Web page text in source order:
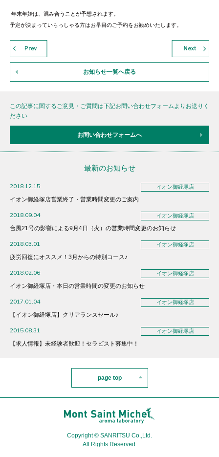
年末年始は、混み合うことが予想されます。
予定が決まっていらっしゃる方はお早目のご予約をお勧めいたします。
お知らせ一覧へ戻る
この記事に関するご意見・ご質問は下記お問い合わせフォームよりお送りく
ださい
お問い合わせフォームへ
最新のお知らせ
2018.12.15 イオン御経塚店
イオン御経塚店営業終了・営業時間変更のご案内
2018.09.04 イオン御経塚店
台風21号の影響による9月4日（火）の営業時間変更のお知らせ
2018.03.01 イオン御経塚店
疲労回復にオススメ！3月からの特別コース♪
2018.02.06 イオン御経塚店
イオン御経塚店・本日の営業時間の変更のお知らせ
2017.01.04 イオン御経塚店
【イオン御経塚店】クリアランスセール♪
2015.08.31 イオン御経塚店
【求人情報】未経験者歓迎！セラピスト募集中！
page top
Copyright © SANRITSU Co.,Ltd.
All Rights Reserved.